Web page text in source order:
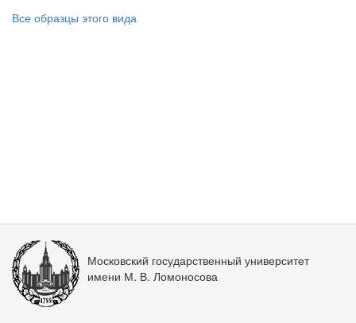
Все образцы этого вида
Московский государственный университет
имени М. В. Ломоносова